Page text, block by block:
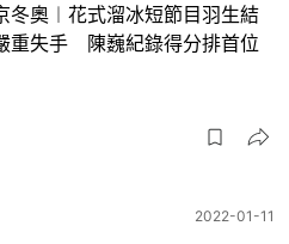
冬奧︱花式溜冰短節目羽生結
重失手 陳巍紀錄得分排首位
2022-01-11